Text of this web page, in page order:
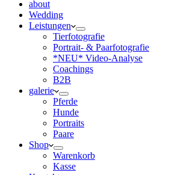
about
Wedding
Leistungen
Tierfotografie
Portrait- & Paarfotografie
*NEU* Video-Analyse
Coachings
B2B
galerie
Pferde
Hunde
Portraits
Paare
Shop
Warenkorb
Kasse